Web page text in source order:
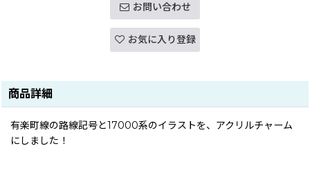
お問い合わせ
お気に入り登録
商品詳細
有楽町線の路線記号と17000系のイラストを、アクリルチャーム
にしました！